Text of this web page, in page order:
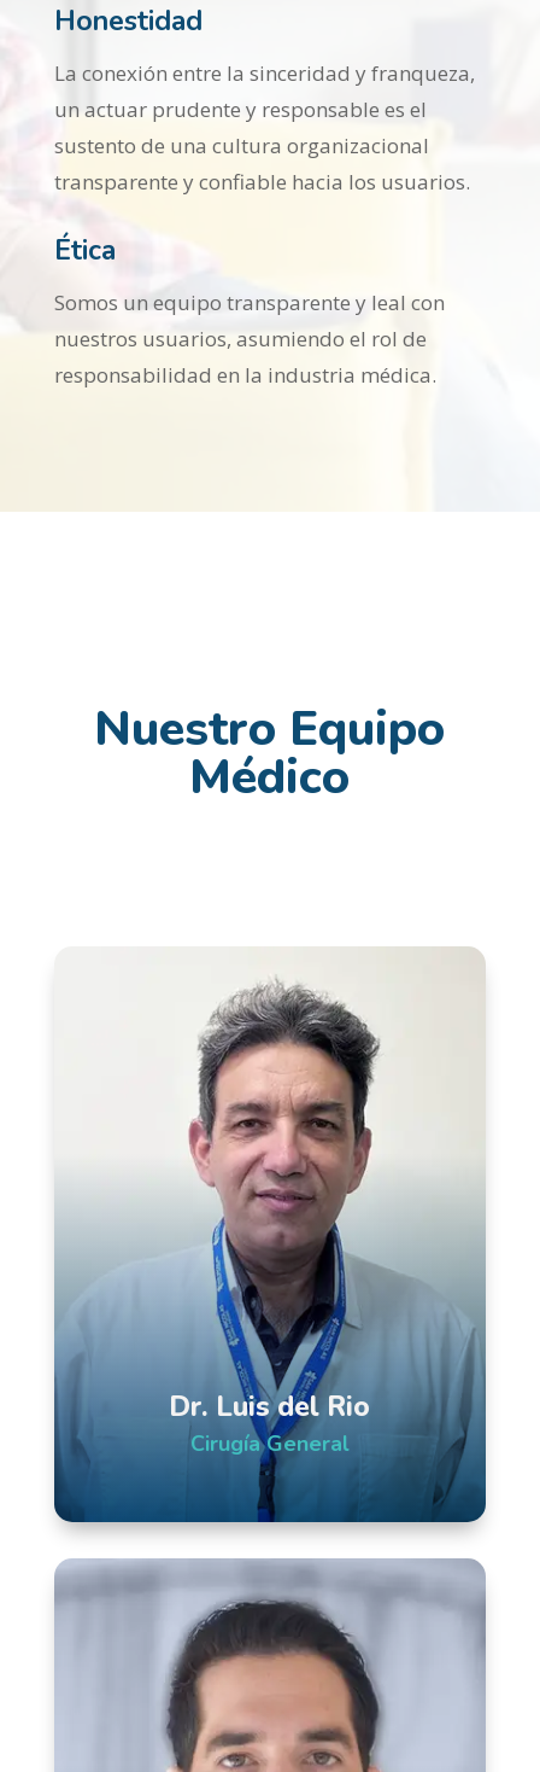
Honestidad
La conexión entre la sinceridad y franqueza,
un actuar prudente y responsable es el
sustento de una cultura organizacional
transparente y confiable hacia los usuarios.
Ética
Somos un equipo transparente y leal con
nuestros usuarios, asumiendo el rol de
responsabilidad en la industria médica.
Nuestro Equipo
Médico
Dr. Luis del Rio
Cirugía General